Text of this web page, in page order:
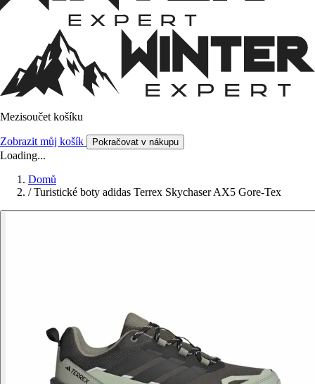
Mezisoučet košíku
Zobrazit můj košík Pokračovat v nákupu
Loading...
Domů
/ Turistické boty adidas Terrex Skychaser AX5 Gore-Tex